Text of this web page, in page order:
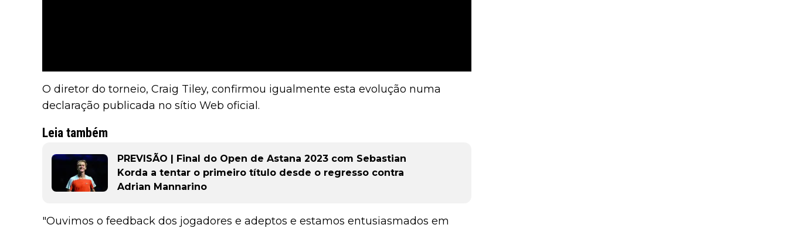
O diretor do torneio, Craig Tiley, confirmou igualmente esta evolução numa
declaração publicada no sítio Web oficial.
Leia também
PREVISÃO | Final do Open de Astana 2023 com Sebastian
Korda a tentar o primeiro título desde o regresso contra
Adrian Mannarino
"Ouvimos o feedback dos jogadores e adeptos e estamos entusiasmados em